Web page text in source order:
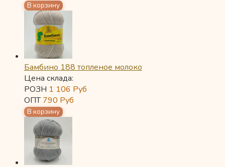
Бамбино 188 топленое молоко
Цена склада:
РОЗН 1 106 Руб
ОПТ790 Руб